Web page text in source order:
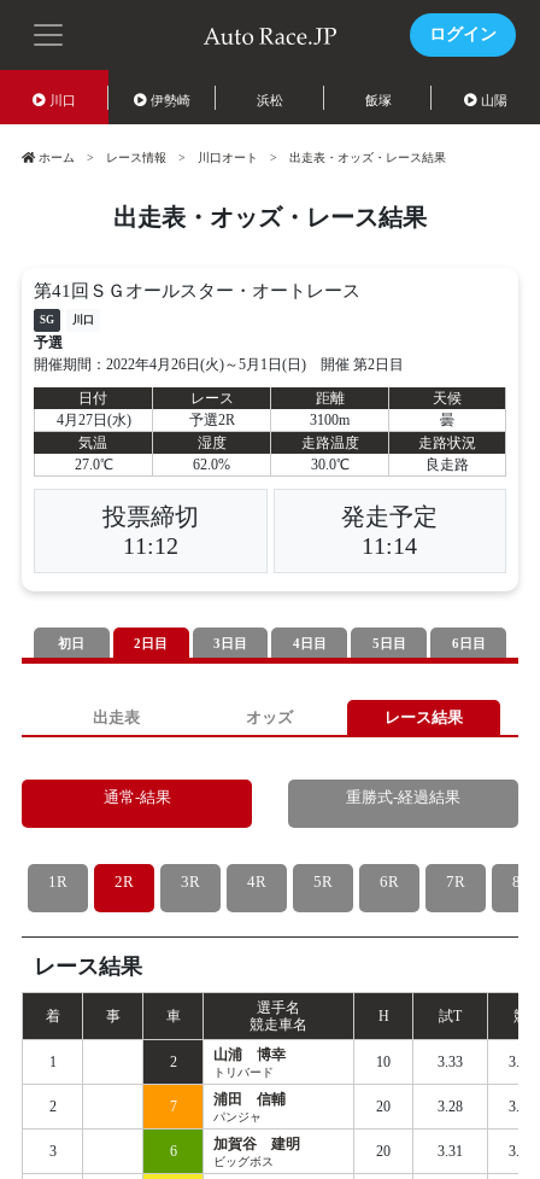
ログイン
川口 伊勢崎 浜松 飯塚 山陽
ホーム レース情報 川口オート 出走表・オッズ・レース結果
出走表・オッズ・レース結果
第41回ＳＧオールスター・オートレース
SG 川口
予選
開催期間：2022年4月26日(火)～5月1日(日) 開催 第2日目
日付
レース 距離
天候
4月27日(水)
予選2R 3100m
曇
気温
湿度 走路温度
走路状況
27.0℃
62.0% 30.0℃ 良走路
投票締切
11:12
発走予定
11:14
初日 2日目 3日目 4日目 5日目 6日目
出走表 オッズ レース結果
通常-結果 重勝式-経過結果
1R 2R 3R 4R 5R 6R 7R 8R
レース結果
着 事 車
選手名
競走車名
H 試T 競
1 2 山浦 博幸
トリバード
10 3.33 3.402
2 7 浦田 信輔
パンジャ
20 3.28 3.397
3 6 加賀谷 建明
ビッグボス
20 3.31 3.404